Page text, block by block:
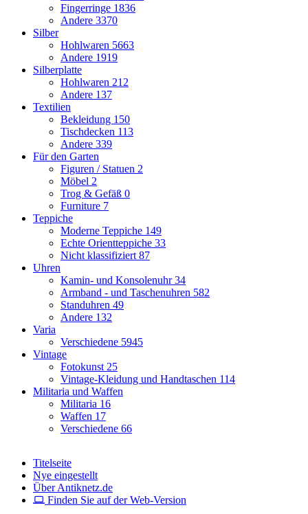
Fingerringe 1836
Andere 3370
Silber
Hohlwaren 5663
Andere 1919
Silberplatte
Hohlwaren 212
Andere 137
Textilien
Bekleidung 150
Tischdecken 113
Andere 339
Für den Garten
Figuren / Statuen 2
Möbel 2
Trog & Gefäß 0
Furniture 7
Teppiche
Moderne Teppiche 149
Echte Orientteppiche 33
Nicht klassifiziert 87
Uhren
Kamin- und Konsolenuhr34
Armband - und Taschenuhren 582
Standuhren 49
Andere 132
Varia
Verschiedene 5945
Vintage
Fotokunst 25
Vintage-Kleidung und Handtaschen 114
Militaria und Waffen
Militaria 16
Waffen 17
Verschiedene 66
Titelseite
Nye eingestellt
Über Antiknetz.de
Finden Sie auf der Web-Version